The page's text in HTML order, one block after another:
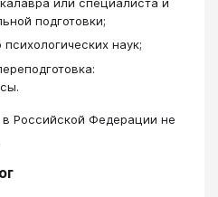
подготовки;
наук;
Российской Федерации не